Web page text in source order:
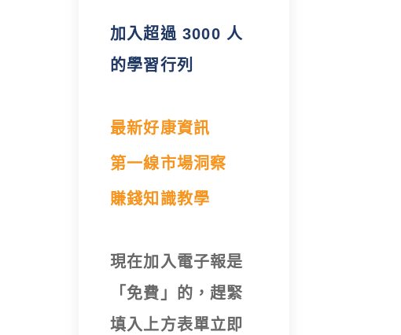
加入超過 3000 人
的學習行列
最新好康資訊
第一線市場洞察
賺錢知識教學
現在加入電子報是
「免費」的，趕緊
填入上方表單立即